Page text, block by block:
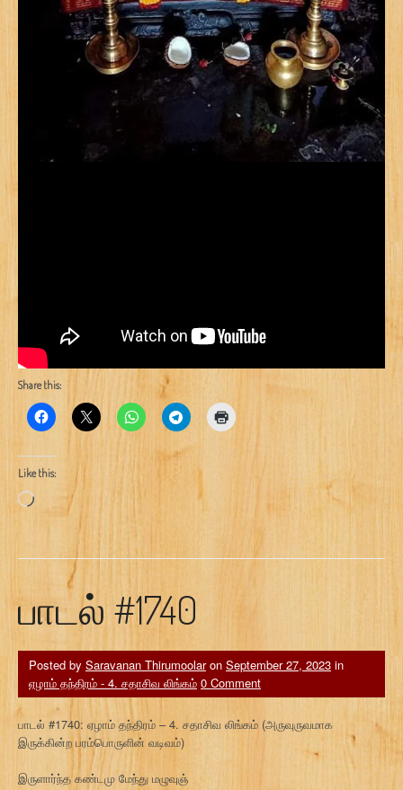
Share this:
Like this:
Loading…
பாடல் #1740
Posted by Saravanan Thirumoolaron September 27, 2023 in
ஏழாம் தந்திரம் - 4. சதாசிவ லிங்கம் 0 Comment
பாடல் #1740: ஏழாம் தந்திரம் – 4. சதாசிவ லிங்கம் (அருவுருவமாக
இருக்கின்ற பரம்பொருளின் வடிவம்)
இருளார்ந்த கண்டமு மேந்து மழுவுஞ்